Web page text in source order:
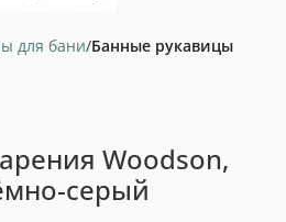
для бани Банные рукавицы
Woodson,
серый